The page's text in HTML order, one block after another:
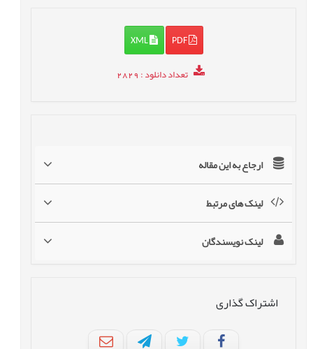
PDF
XML
تعداد دانلود: 2829
ارجاع به این مقاله
لینک های مرتبط
لینک نویسندگان
اشتراک گذاری